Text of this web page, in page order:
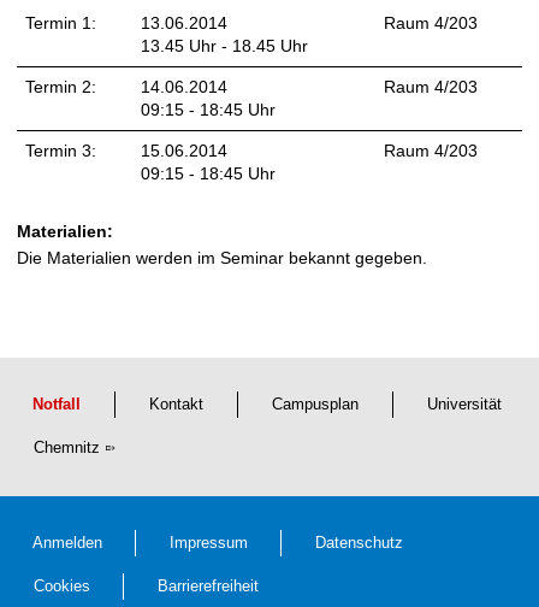
Termin 1:
13.06.2014
13.45 Uhr - 18.45 Uhr
Raum 4/203
Termin 2:
14.06.2014
09:15 - 18:45 Uhr
Raum 4/203
Termin 3:
15.06.2014
09:15 - 18:45 Uhr
Raum 4/203
Materialien:
Die Materialien werden im Seminar bekannt gegeben.
Notfall Kontakt Campusplan Universität
Chemnitz
Anmelden Impressum Datenschutz
Cookies Barrierefreiheit